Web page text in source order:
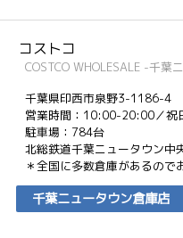
コストコ
COSTCO WHOLESALE -千葉
千葉県印西市泉野3-1186-4
営業時間：10:00-20:00／
駐車場：784台
北総鉄道千葉ニュータウン中
＊全国に多数倉庫があるので
千葉ニュータウン倉庫店